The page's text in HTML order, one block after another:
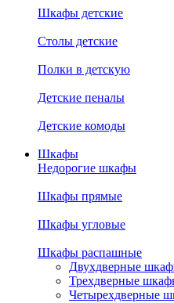
Шкафы детские
Столы детские
Полки в детскую
Детские пеналы
Детские комоды
Шкафы
Недорогие шкафы
Шкафы прямые
Шкафы угловые
Шкафы распашные
Двухдверные
Трехдверные
Четырехдверные